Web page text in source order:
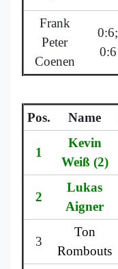
Frank
Peter
Coenen
0:6;
0:6
Pos. Name
1
Kevin
Weiß (2)
2
Lukas
Aigner
3
Ton
Rombouts